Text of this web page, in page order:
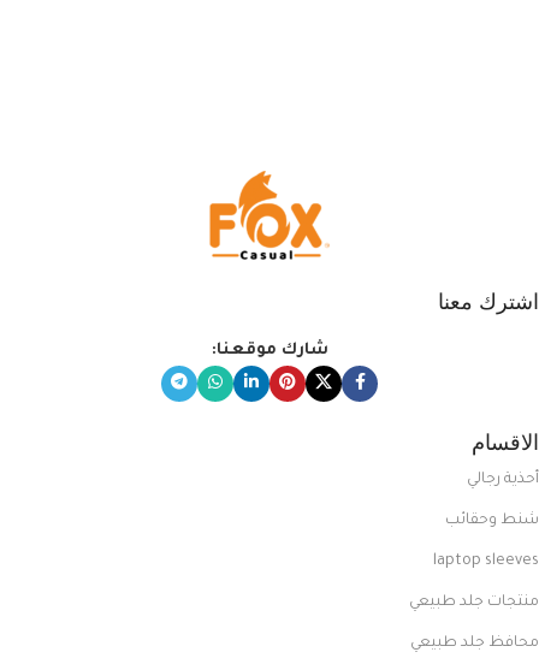
اشترك معنا
شارك موقعنا:
الاقسام
أحذية رجالي
شنط وحقائب
laptop sleeves
منتجات جلد طبيعي
محافظ جلد طبيعي